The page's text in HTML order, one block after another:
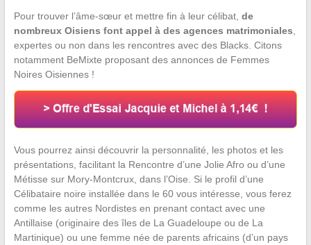
Pour trouver l’âme-sœur et mettre fin à leur célibat, de
nombreux Oisiens font appel à des agences matrimoniales
expertes ou non dans les rencontres avec des Blacks. Citons
notamment BeMixte proposant des annonces de Femmes
Noires Oisiennes !
Vous pourrez ainsi découvrir la personnalité, les photos et les
présentations, facilitant la Rencontre d’une Jolie Afro ou d’une
Métisse sur Mory-Montcrux, dans l’Oise. Si le profil d’une
Célibataire noire installée dans le 60 vous intéresse, vous ferez
comme les autres Nordistes en prenant contact avec une
Antillaise (originaire des îles de La Guadeloupe ou de La
Martinique) ou une femme née de parents africains (d’un pays